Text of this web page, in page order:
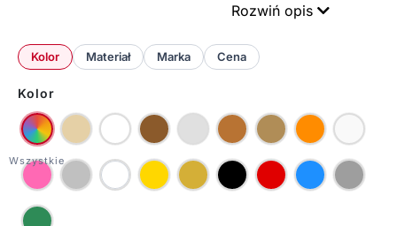
podczas codziennych
ofercie znajdą Państwo
szeroki wybór
kinkietów łazienkowych
czarnych, przez
eleganckie kinkiety
łazienkowe złote, po
Rozwiń opis
Kolor Materiał Marka Cena
Kolor